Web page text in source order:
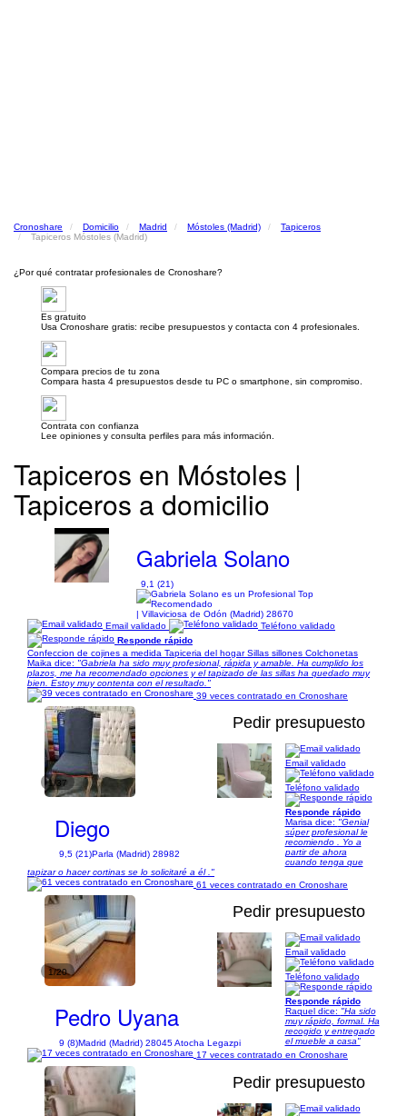
Cronoshare Domicilio Madrid Móstoles (Madrid)
Tapiceros
Tapiceros Móstoles (Madrid)
¿Por qué contratar profesionales de Cronoshare?
Es gratuito
Usa Cronoshare gratis: recibe presupuestos y contacta con 4 profesionales.
Compara precios de tu zona
Compara hasta 4 presupuestos desde tu PC o smartphone, sin compromiso.
Contrata con confianza
Lee opiniones y consulta perfiles para más información.
Tapiceros en Móstoles |
Tapiceros a domicilio
Gabriela Solano
9,1 (21)
| Villaviciosa de Odón (Madrid) 28670
Email validado
Teléfono validado
Responde rápido
Confeccion de cojines a medida Tapiceria del hogar Sillas sillones Colchonetas
Maika dice: "Gabriela ha sido muy profesional, rápida y amable. Ha cumplido los
plazos, me ha recomendado opciones y el tapizado de las sillas ha quedado muy
bien. Estoy muy contenta con el resultado."
39 veces contratado en Cronoshare
1/37
Pedir presupuesto
Diego
9,5 (21)Parla (Madrid) 28982
Email validado
Teléfono validado
Responde rápido
Marisa dice: "Genial
súper profesional le
recomiendo . Yo a
partir de ahora
cuando tenga que
tapizar o hacer cortinas se lo solicitaré a él ."
61 veces contratado en Cronoshare
1/20
Pedir presupuesto
Pedro Uyana
9 (8)Madrid (Madrid) 28045 Atocha Legazpi
Email validado
Teléfono validado
Responde rápido
Raquel dice: "Ha sido
muy rápido, formal. Ha
recogido y entregado
el mueble a casa"
17 veces contratado en Cronoshare
Pedir presupuesto